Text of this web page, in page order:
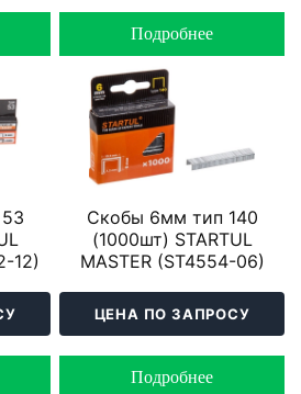
Подробнее
12)
Скобы 6мм тип 140
(1000шт) STARTUL
MASTER (ST4554-06)
ЦЕНА ПО ЗАПРОСУ
Подробнее